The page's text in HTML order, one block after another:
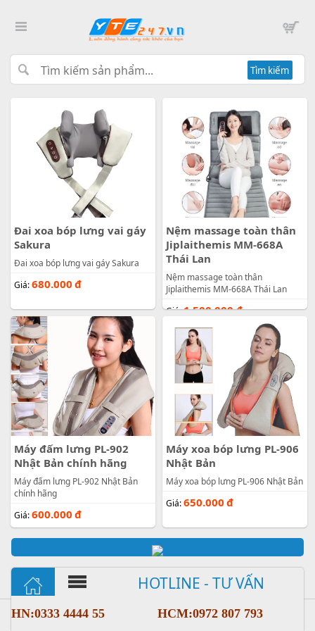
Tìm kiếm
HOTLINE - TƯ VẤN
HN:0333 4444 55 HCM:0972 807 793
Đai xoa bóp lưng vai gáy
Sakura
Đai xoa bóp lưng vai gáy Sakura
Giá:680.000 đ
Nệm massage toàn thân
Jiplaithemis MM-668A
Thái Lan
Nệm massage toàn thân
Jiplaithemis MM-668A Thái Lan
Giá:1.500.000đ
Máy đấm lưng PL-902
Nhật Bản chính hãng
Máy đấm lưng PL-902 Nhật Bản
chính hãng
Giá:600.000 đ
Máy xoa bóp lưng PL-906
Nhật Bản
Máy xoa bóp lưng PL-906 Nhật Bản
Giá:650.000 đ